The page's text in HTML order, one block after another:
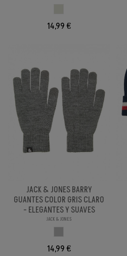
14,99 €
JACK & JONES BARRY
GUANTES COLOR GRIS CLARO
- ELEGANTES Y SUAVES
JACK & JONES
14,99 €